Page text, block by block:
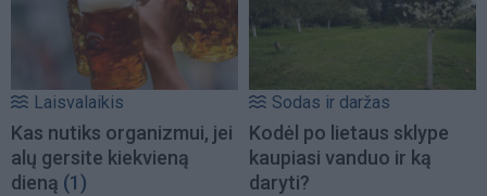
Laisvalaikis
Kas nutiks organizmui, jei
alų gersite kiekvieną
dieną (1)
Sodas ir daržas
Kodėl po lietaus sklype
kaupiasi vanduo ir ką
daryti?